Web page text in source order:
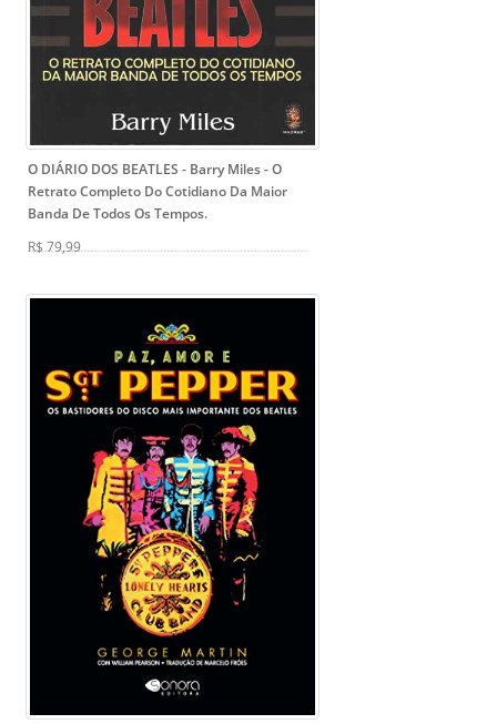
O DIÁRIO DOS BEATLES - Barry Miles- O
Retrato Completo Do Cotidiano Da Maior
Banda De Todos Os Tempos.
R$ 79,99